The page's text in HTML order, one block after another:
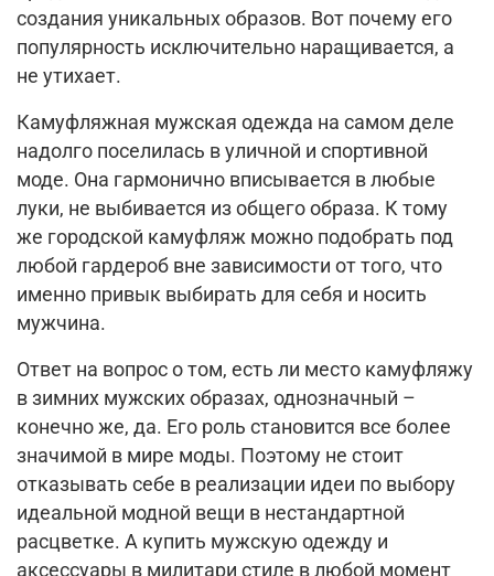
создания уникальных образов. Вот почему его
популярность исключительно наращивается, а
не утихает.
Камуфляжная мужская одежда на самом деле
надолго поселилась в уличной и спортивной
моде. Она гармонично вписывается в любые
луки, не выбивается из общего образа. К тому
же городской камуфляж можно подобрать под
любой гардероб вне зависимости от того, что
именно привык выбирать для себя и носить
мужчина.
Ответ на вопрос о том, есть ли место камуфляжу
в зимних мужских образах, однозначный –
конечно же, да. Его роль становится все более
значимой в мире моды. Поэтому не стоит
отказывать себе в реализации идеи по выбору
идеальной модной вещи в нестандартной
расцветке. А купить мужскую одежду и
аксессуары в милитари стиле в любой момент